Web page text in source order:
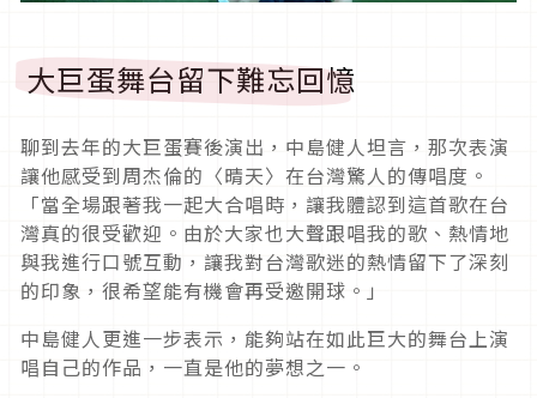
大巨蛋舞台留下難忘回憶
聊到去年的大巨蛋賽後演出，中島健人坦言，那次表演
讓他感受到周杰倫的〈晴天〉在台灣驚人的傳唱度。
「當全場跟著我一起大合唱時，讓我體認到這首歌在台
灣真的很受歡迎。由於大家也大聲跟唱我的歌、熱情地
與我進行口號互動，讓我對台灣歌迷的熱情留下了深刻
的印象，很希望能有機會再受邀開球。」
中島健人更進一步表示，能夠站在如此巨大的舞台上演
唱自己的作品，一直是他的夢想之一。